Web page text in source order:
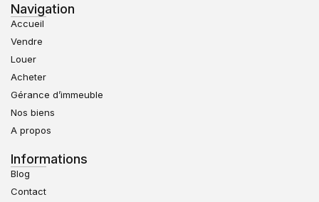
Navigation
Accueil
Vendre
Louer
Acheter
Gérance d’immeuble
Nos biens
A propos
Informations
Blog
Contact